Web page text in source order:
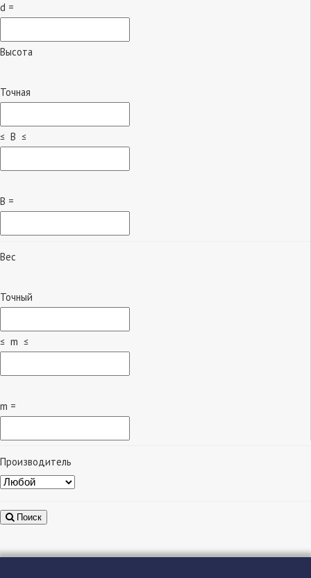
d =
Высота
Точная
≤ B ≤
B =
Вес
Точный
≤ m ≤
m =
Производитель
Поиск